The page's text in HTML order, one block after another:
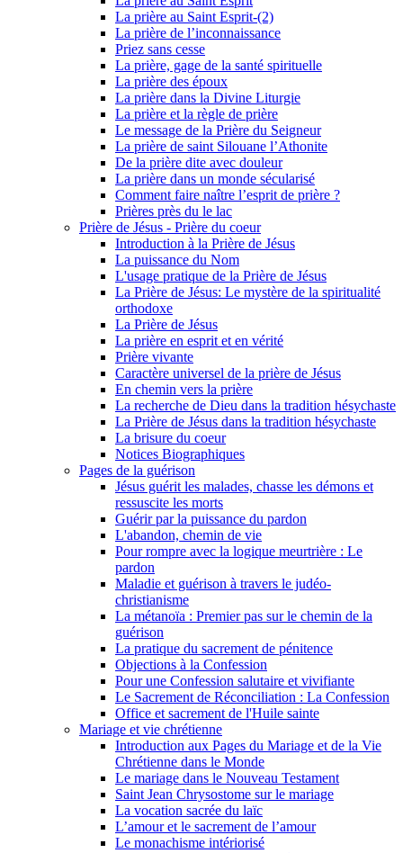
La prière au Saint Esprit-(2)
La prière de l’inconnaissance
Priez sans cesse
La prière, gage de la santé spirituelle
La prière des époux
La prière dans la Divine Liturgie
La prière et la règle de prière
Le message de la Prière du Seigneur
La prière de saint Silouane l’Athonite
De la prière dite avec douleur
La prière dans un monde sécularisé
Comment faire naître l’esprit de prière ?
Prières près du le lac
Prière de Jésus - Prière du coeur
Introduction à la Prière de Jésus
La puissance du Nom
L'usage pratique de la Prière de Jésus
La Prière de Jésus: Le mystère de la spiritualité
orthodoxe
La Prière de Jésus
La prière en esprit et en vérité
Prière vivante
Caractère universel de la prière de Jésus
En chemin vers la prière
La recherche de Dieu dans la tradition hésychaste
La Prière de Jésus dans la tradition hésychaste
La brisure du coeur
Notices Biographiques
Pages de la guérison
Jésus guérit les malades, chasse les démons et
ressuscite les morts
Guérir par la puissance du pardon
L'abandon, chemin de vie
Pour rompre avec la logique meurtrière : Le
pardon
Maladie et guérison à travers le judéo-
christianisme
La métanoïa : Premier pas sur le chemin de la
guérison
La pratique du sacrement de pénitence
Objections à la Confession
Pour une Confession salutaire et vivifiante
Le Sacrement de Réconciliation : La Confession
Office et sacrement de l'Huile sainte
Mariage et vie chrétienne
Introduction aux Pages du Mariage et de la Vie
Chrétienne dans le Monde
Le mariage dans le Nouveau Testament
Saint Jean Chrysostome sur le mariage
La vocation sacrée du laïc
L’amour et le sacrement de l’amour
Le monachisme intériorisé